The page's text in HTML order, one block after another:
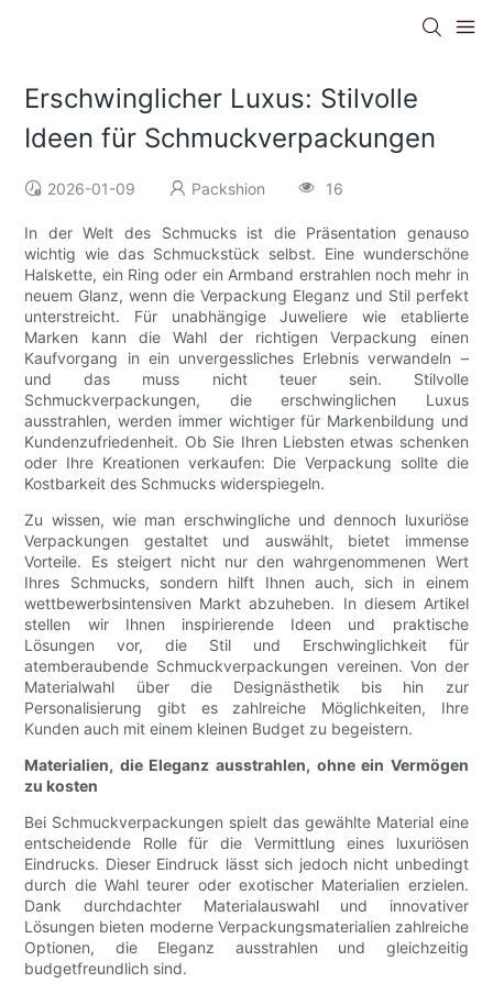
Erschwinglicher Luxus: Stilvolle
Ideen für Schmuckverpackungen
2026-01-09 Packshion 16
In der Welt des Schmucks ist die Präsentation genauso
wichtig wie das Schmuckstück selbst. Eine wunderschöne
Halskette, ein Ring oder ein Armband erstrahlen noch mehr in
neuem Glanz, wenn die Verpackung Eleganz und Stil perfekt
unterstreicht. Für unabhängige Juweliere wie etablierte
Marken kann die Wahl der richtigen Verpackung einen
Kaufvorgang in ein unvergessliches Erlebnis verwandeln –
und das muss nicht teuer sein. Stilvolle
Schmuckverpackungen, die erschwinglichen Luxus
ausstrahlen, werden immer wichtiger für Markenbildung und
Kundenzufriedenheit. Ob Sie Ihren Liebsten etwas schenken
oder Ihre Kreationen verkaufen: Die Verpackung sollte die
Kostbarkeit des Schmucks widerspiegeln.
Zu wissen, wie man erschwingliche und dennoch luxuriöse
Verpackungen gestaltet und auswählt, bietet immense
Vorteile. Es steigert nicht nur den wahrgenommenen Wert
Ihres Schmucks, sondern hilft Ihnen auch, sich in einem
wettbewerbsintensiven Markt abzuheben. In diesem Artikel
stellen wir Ihnen inspirierende Ideen und praktische
Lösungen vor, die Stil und Erschwinglichkeit für
atemberaubende Schmuckverpackungen vereinen. Von der
Materialwahl über die Designästhetik bis hin zur
Personalisierung gibt es zahlreiche Möglichkeiten, Ihre
Kunden auch mit einem kleinen Budget zu begeistern.
Materialien, die Eleganz ausstrahlen, ohne ein Vermögen
zu kosten
Bei Schmuckverpackungen spielt das gewählte Material eine
entscheidende Rolle für die Vermittlung eines luxuriösen
Eindrucks. Dieser Eindruck lässt sich jedoch nicht unbedingt
durch die Wahl teurer oder exotischer Materialien erzielen.
Dank durchdachter Materialauswahl und innovativer
Lösungen bieten moderne Verpackungsmaterialien zahlreiche
Optionen, die Eleganz ausstrahlen und gleichzeitig
budgetfreundlich sind.